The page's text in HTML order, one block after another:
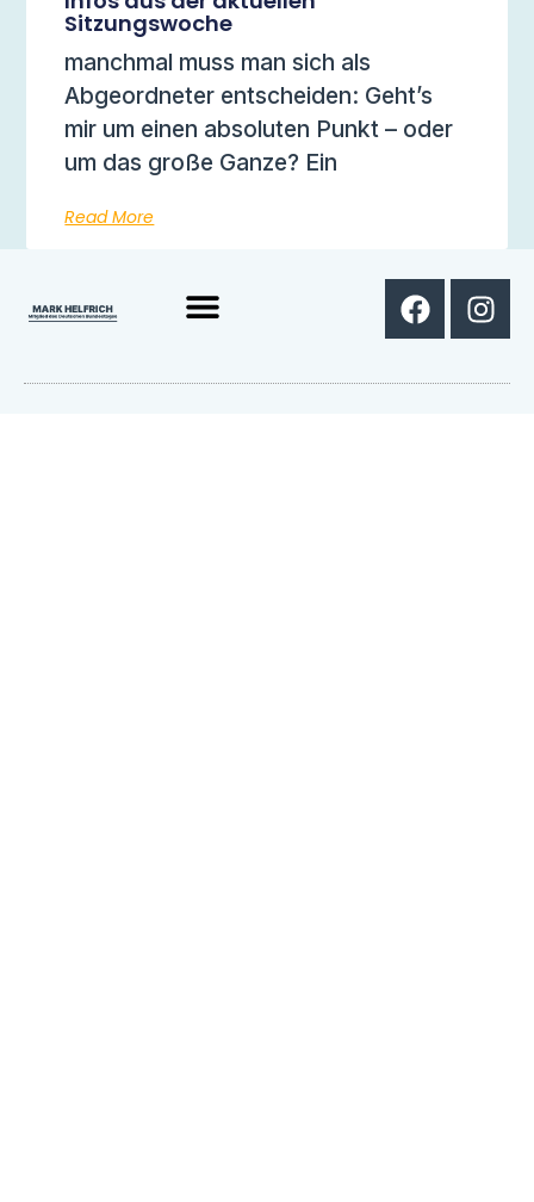
Sitzungswoche
manchmal muss man sich als
Abgeordneter entscheiden: Geht’s
mir um einen absoluten Punkt – oder
um das große Ganze? Ein
Read More